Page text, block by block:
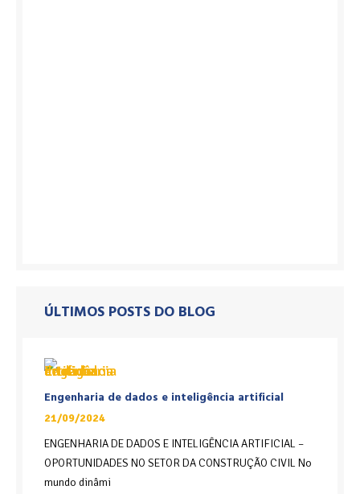
ÚLTIMOS POSTS DO BLOG
Engenharia de dados e inteligência artificial
21/09/2024
ENGENHARIA DE DADOS E INTELIGÊNCIA ARTIFICIAL –
OPORTUNIDADES NO SETOR DA CONSTRUÇÃO CIVIL No
mundo dinâmi